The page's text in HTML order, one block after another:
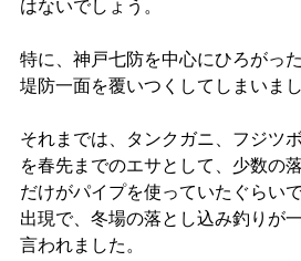
はないでしょう。
特に、神戸七防を中心にひろがっ
堤防一面を覆いつくしてしまいまし
それまでは、タンクガニ、フジツ
を春先までのエサとして、少数の
だけがパイプを使っていたぐらい
出現で、冬場の落とし込み釣りが
言われました。